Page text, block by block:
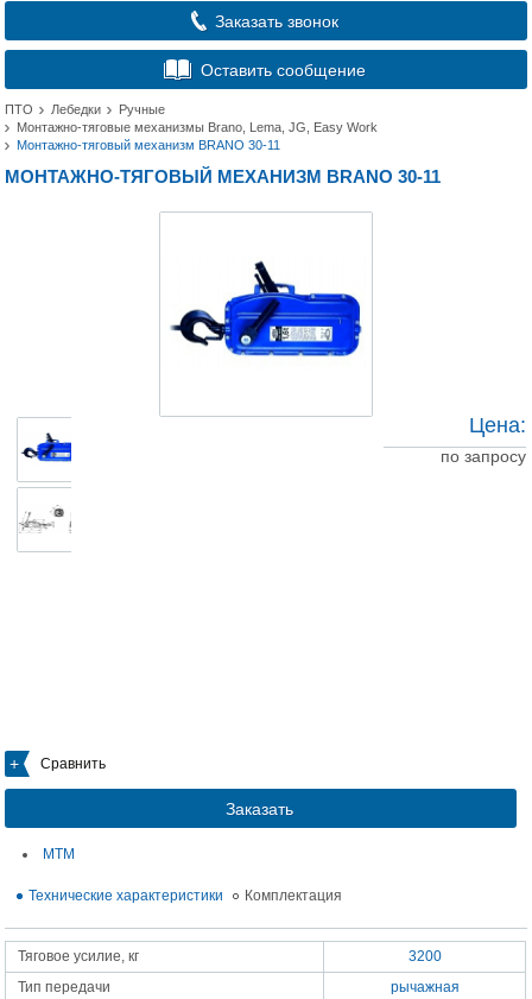
Заказать звонок
Оставить сообщение
ПТО Лебедки
Ручные
Монтажно-тяговые механизмы Brano, Lema, JG, Easy Work
Монтажно-тяговый механизм BRANO 30-11
МОНТАЖНО-ТЯГОВЫЙ МЕХАНИЗМ BRANO 30-11
Сравнить
Заказать
Цена:
по запросу
МТМ
Технические характеристики Комплектация
Тяговое усилие, кг
3200
Тип передачи
рычажная